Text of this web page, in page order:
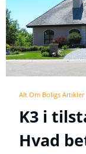
Alt Om Boligs Artikler
K3 i
Hvad